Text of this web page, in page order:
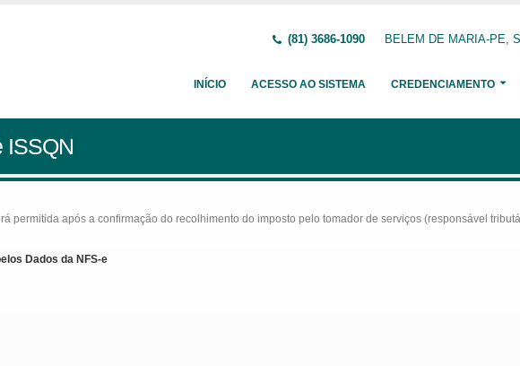
(81) 3686-1090 BELEM DE MARIA-PE,
INÍCIO ACESSO AO SISTEMA CREDENCIAMENTO
ISSQN
permitida após a confirmação do recolhimento do imposto pelo tomador de serviços (responsável
Dados da NFS-e